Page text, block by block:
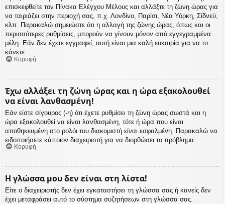
επισκεφθείτε τον Πίνακα Ελέγχου Μέλους και αλλάξτε τη ζώνη ώρας για
να ταιριάζει στην περιοχή σας, π.χ. Λονδίνο, Παρίσι, Νέα Υόρκη, Σίδνεϋ,
κλπ. Παρακαλώ σημειώστε ότι η αλλαγή της ζώνης ώρας, όπως και οι
περισσότερες ρυθμίσεις, μπορούν να γίνουν μόνον από εγγεγραμμένα
μέλη. Εάν δεν έχετε εγγραφεί, αυτή είναι μια καλή ευκαιρία για να το
κάνετε.
Κορυφή
Έχω αλλάξει τη ζώνη ώρας και η ώρα εξακολουθεί
να είναι λανθασμένη!
Εάν είστε σίγουρος (-η) ότι έχετε ρυθμίσει τη ζώνη ώρας σωστά και η
ώρα εξακολουθεί να είναι λανθασμένη, τότε ή ώρα που είναι
αποθηκευμένη στο ρολόι του διακομιστή είναι εσφαλμένη. Παρακαλώ να
ειδοποιήσετε κάποιον διαχειριστή για να διορθώσει το πρόβλημα.
Κορυφή
Η γλώσσα μου δεν είναι στη λίστα!
Είτε ο διαχειριστής δεν έχει εγκαταστήσει τη γλώσσα σας ή κανείς δεν
έχει μεταφράσει αυτό το σύστημα συζητήσεων στη γλώσσα σας.